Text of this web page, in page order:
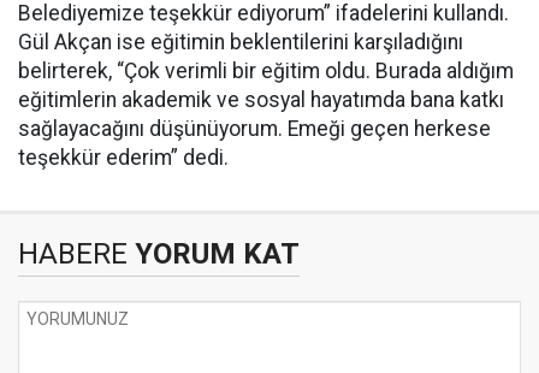
Belediyemize teşekkür ediyorum” ifadelerini kullandı.
Gül Akçan ise eğitimin beklentilerini karşıladığını
belirterek, “Çok verimli bir eğitim oldu. Burada aldığım
eğitimlerin akademik ve sosyal hayatımda bana katkı
sağlayacağını düşünüyorum. Emeği geçen herkese
teşekkür ederim” dedi.
HABERE YORUM KAT